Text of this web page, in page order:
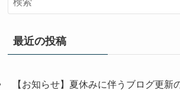
最近の投稿
【お知らせ】夏休みに伴うブログ更新